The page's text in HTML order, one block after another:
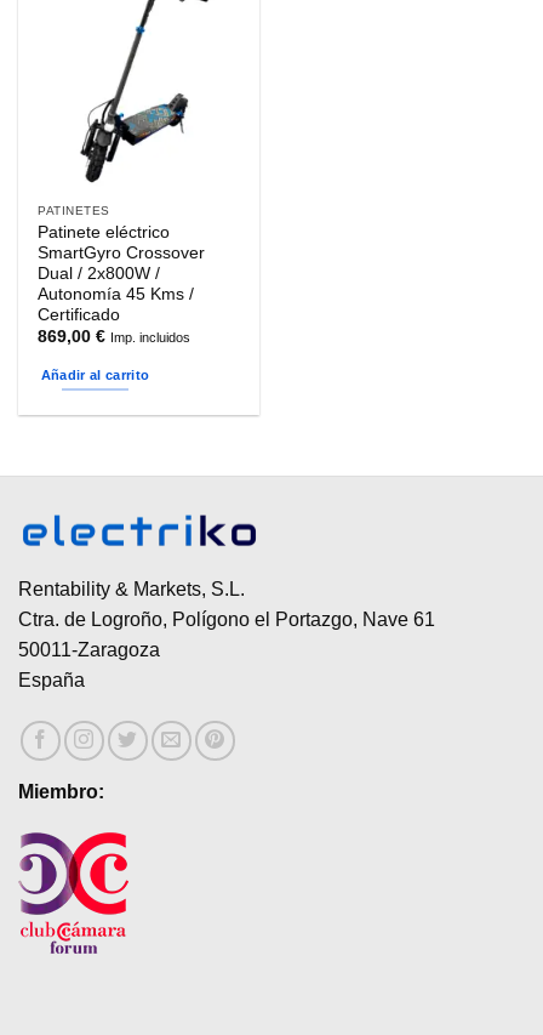
PATINETES
Patinete eléctrico
SmartGyro Crossover
Dual / 2x800W /
Autonomía 45 Kms /
Certificado
869,00€ Imp. incluidos
Añadir al carrito
Rentability & Markets, S.L.
Ctra. de Logroño, Polígono el Portazgo, Nave 61
50011-Zaragoza
España
Miembro: